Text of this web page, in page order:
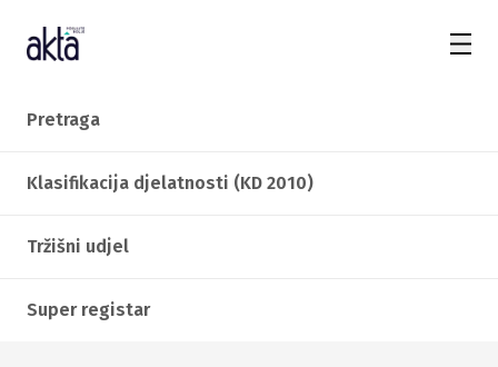
Pretraga
Klasifikacija djelatnosti (KD 2010)
Tržišni udjel
Super registar